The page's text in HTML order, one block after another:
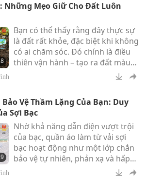
Những Mẹo Giữ Cho Đất Luôn
Bạn có thể thấy rằng đây thực sự
là đất rất khỏe, đặc biệt khi không
có ai chăm sóc. Đó chính là điều
thiên vận hành – tạo ra đất màu
Vệ Thầm Lặng Của Bạn: Duy
Sợi Bạc
Nhờ khả năng dẫn điện vượt trội
của bạc, quần áo làm từ vải sợi
bạc hoạt động như một lớp chắn
bảo vệ tự nhiên, phản xạ và hấp
thụ sóng điện từ (EMF) để bảo vệ